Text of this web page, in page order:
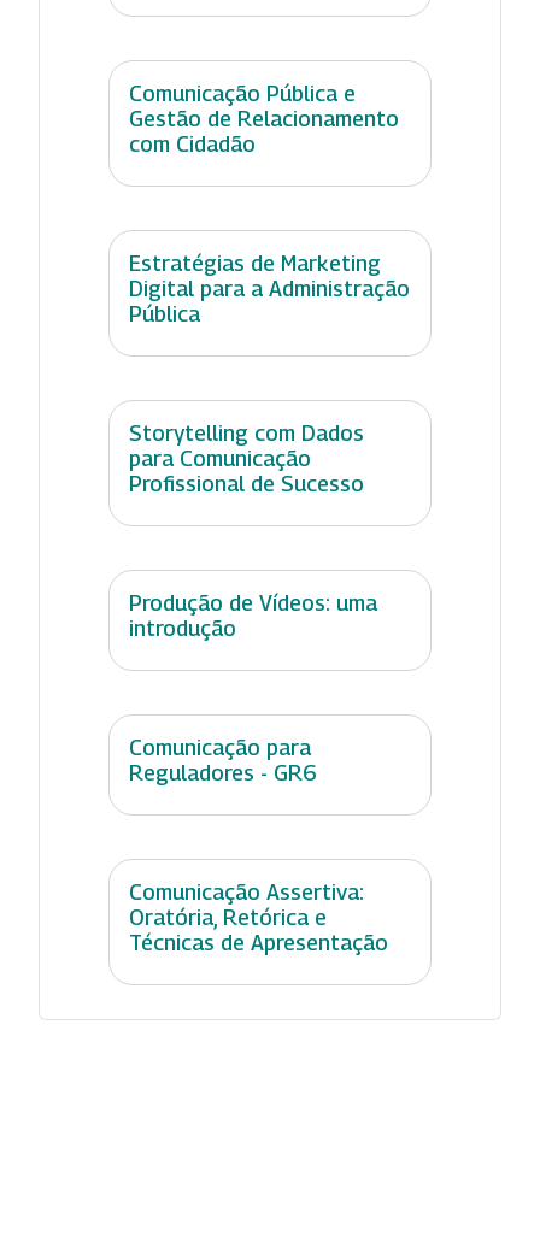
Comunicação Pública e
Gestão de Relacionamento
com Cidadão
Estratégias de Marketing
Digital para a Administração
Pública
Storytelling com Dados
para Comunicação
Profissional de Sucesso
Produção de Vídeos: uma
introdução
Comunicação para
Reguladores - GR6
Comunicação Assertiva:
Oratória, Retórica e
Técnicas de Apresentação